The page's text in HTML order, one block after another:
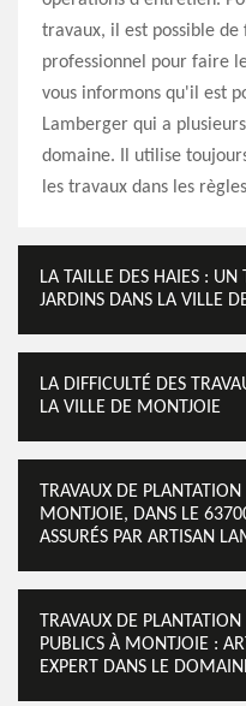
travaux, il est possible
professionnel pour faire
vous informons qu'il est
Lamberger qui a
domaine. Il utilise
les travaux dans les
LA TAILLE DES HAIES :
JARDINS DANS LA VILLE
LA DIFFICULTÉ DES
LA VILLE DE MONTJOIE
TRAVAUX DE
MONTJOIE, DANS LE
ASSURÉS PAR ARTISAN
TRAVAUX DE
PUBLICS À MONTJOIE :
EXPERT DANS LE